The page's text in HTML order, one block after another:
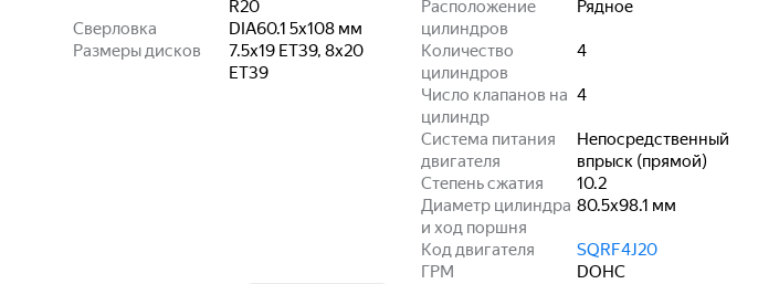
R20
Сверловка
DIA60.1 5x108 мм
Размеры дисков
7.5x19 ET39, 8x20
ET39
Расположение
цилиндров
Рядное
Количество
цилиндров
4
Число клапанов на
цилиндр
4
Система питания
двигателя
Непосредственный
впрыск (прямой)
Степень сжатия
10.2
Диаметр цилиндра
и ход поршня
80.5x98.1 мм
Код двигателя
SQRF4J20
ГРМ
DOHC